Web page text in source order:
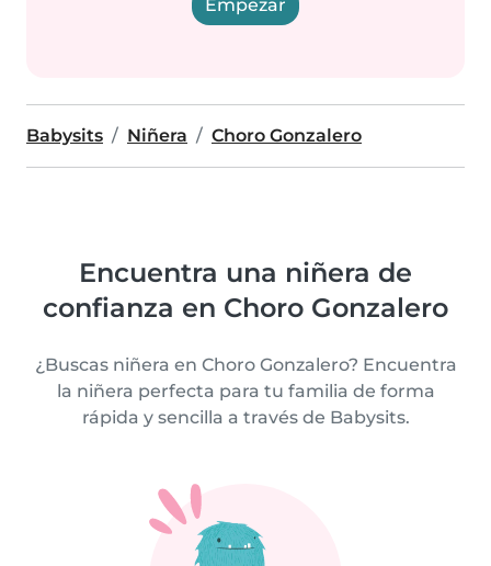
Empezar
Babysits Niñera Choro Gonzalero
Encuentra una niñera de
confianza en Choro Gonzalero
¿Buscas niñera en Choro Gonzalero? Encuentra
la niñera perfecta para tu familia de forma
rápida y sencilla a través de Babysits.